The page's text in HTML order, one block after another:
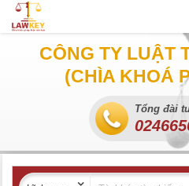
CÔNG TY LUẬT
(CHÌA KHOÁ
Tổng đài